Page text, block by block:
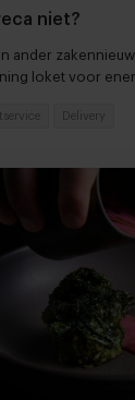
niet?
ander
loket voor
Delivery